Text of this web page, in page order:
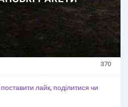
370
лайк, поділитися чи